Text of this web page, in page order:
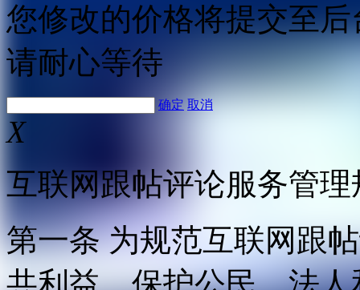
您修改的价格将提交至
请耐心等待
确定 取消
X
互联网跟帖评论服务管理
第一条 为规范互联网跟
共利益，保护公民、法